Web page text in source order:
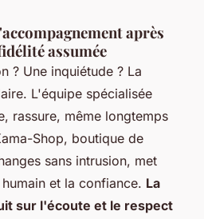
après
assumée
? Une inquiétude ? La
L'équipe spécialisée
rassure, même longtemps
Shop, boutique de
sans intrusion, met
et la confiance. La
sur l'écoute et le respect